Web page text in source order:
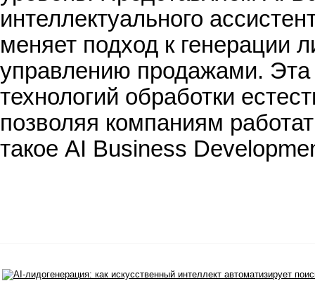
интеллектуального
меняет подход к генерации
управлению продажами.
технологий обработки
позволяя компаниям
такое AI Business